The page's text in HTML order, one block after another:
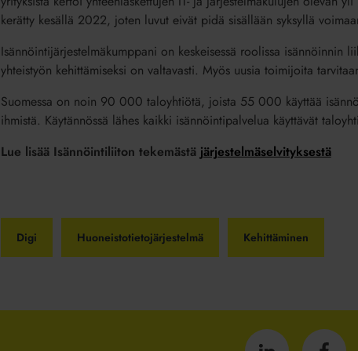
kerätty kesällä 2022, joten luvut eivät pidä sisällään syksyllä
Isännöintijärjestelmäkumppani on keskeisessä roolissa isännöinnin
yhteistyön kehittämiseksi on valtavasti. Myös uusia toimijoita
Suomessa on noin 90 000 taloyhtiötä, joista 55 000 käyttää
ihmistä. Käytännössä lähes kaikki isännöintipalvelua käyttävät
Lue lisää Isännöintiliiton tekemästä järjestelmäselvityksestä
Digi Huoneistotietojärjestelmä Kehittäminen